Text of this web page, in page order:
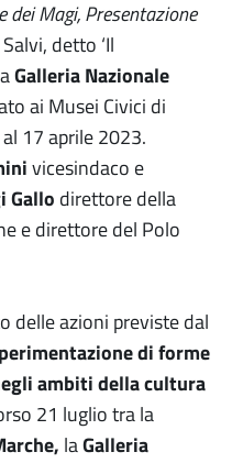
dei Magi, Presentazione
detto ‘Il
Galleria Nazionale
ai Musei Civici di
17 aprile 2023.
vicesindaco e
Gallo direttore della
e direttore del Polo
delle azioni previste dal
di forme
ambiti della cultura
21 luglio tra la
laGalleria